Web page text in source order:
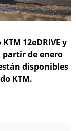
12eDRIVE y
partir de enero
disponibles
KTM.